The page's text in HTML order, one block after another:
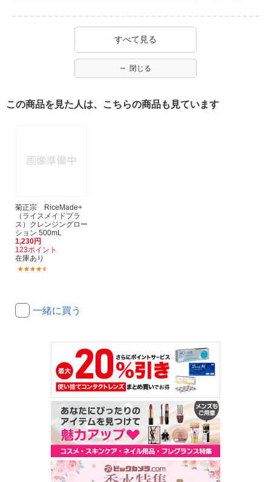
すべて見る
閉じる
この商品を見た人は、こちらの商品も見ています
菊正宗 RiceMade+
（ライスメイドプラ
ス）クレンジングロー
ション 500mL
1,230円
123ポイント
在庫あり
一緒に買う